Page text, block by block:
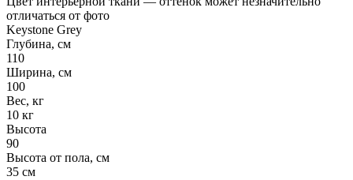
отличаться от фото
Keystone Grey
Глубина, см
110
Ширина, см
100
Вес, кг
10 кг
Высота
90
Высота от пола, см
35 см